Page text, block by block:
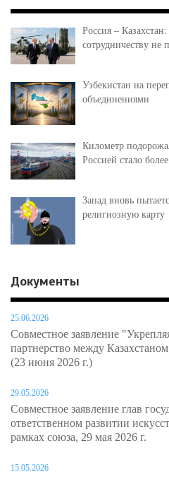
Россия –
сотрудничеству не
Узбекистан на
объединениями
Километр
Россией стало
Запад вновь
религиозную карту
Документы
25.06.2026
Совместное заявление
партнерство между
(23 июня 2026 г.)
29.05.2026
Совместное заявление глав
ответственном развитии
рамках союза, 29 мая 2026 г.
15.05.2026